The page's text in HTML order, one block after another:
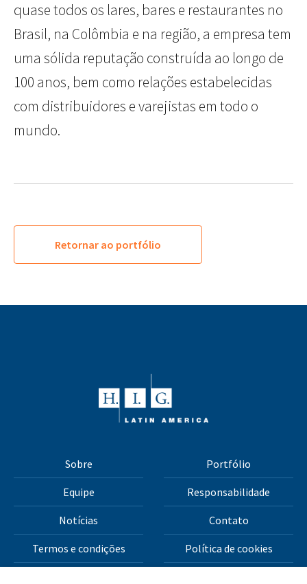
quase todos os lares, bares e restaurantes no
Brasil, na Colômbia e na região, a empresa tem
uma sólida reputação construída ao longo de
100 anos, bem como relações estabelecidas
com distribuidores e varejistas em todo o
mundo.
Retornar ao portfólio
Sobre Portfólio
Equipe Responsabilidade
Notícias Contato
Termos e condições Política de cookies